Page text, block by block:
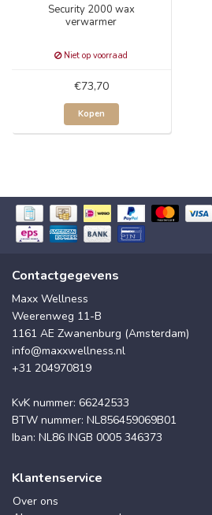
Security 2000 wax
verwarmer
Niet op voorraad
€73,70
Kopen
Contactgegevens
Maxx Wellness
Weerenweg 11-B
1161 AE Zwanenburg (Amsterdam)
info@maxxwellness.nl
+31 204970819
KvK nummer: 66242533
BTW nummer: NL856459069B01
Iban: NL86 INGB 0005 346373
Klantenservice
Over ons